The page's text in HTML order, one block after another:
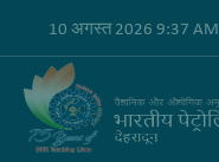
10 अगस्त 2026 9:37 AM